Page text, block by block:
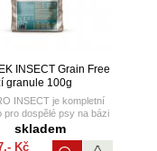
INSECT Grain Free
granule 100g
INSECT je kompletní
pro dospělé psy na bázi
Je vhodné zejména pro
s gastrointestinálními
skladem
Kč